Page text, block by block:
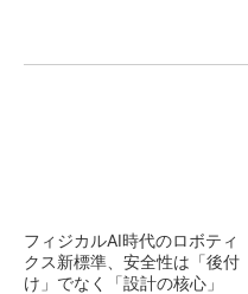
フィジカルAI時代のロボティ
クス新標準、安全性は「後付
け」でなく「設計の核心」